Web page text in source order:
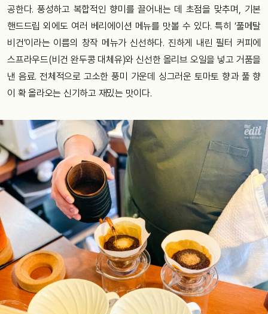
공한다. 풍성하고 복합적인 향미를 끌어내는 데 초점을 맞추며, 기본
핸드드립 외에도 여러 베리에이션 메뉴를 맛볼 수 있다. 특히 ‘풀메탈
비건’이라는 이름의 창작 메뉴가 신선하다. 진하게 내린 필터 커피에
스프라우드(비건 완두콩 대체유)와 신선한 올리브 오일을 넣고 거품을
낸 음료. 전체적으로 고소한 풍미 가운데 싱그러운 토마토 향과 풀 향
이 확 올라오는 신기하고 재밌는 맛이다.